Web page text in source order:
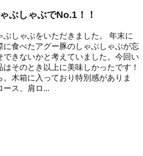
ぶしゃぶでNo.1！！
ぶしゃぶをいただきました。 年末に
に食べたアグー豚のしゃぶしゃぶが忘
できないかと考えていました。今回い
そのとき以上に美味しかったです！
。木箱に入っており特別感がありま
ース、肩ロ...